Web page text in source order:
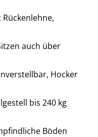
auch über
Hocker
bis 240 kg
Böden